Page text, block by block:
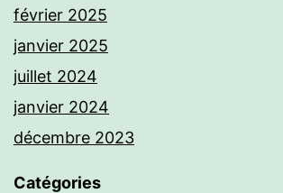
février 2025
janvier 2025
juillet 2024
janvier 2024
décembre 2023
Catégories